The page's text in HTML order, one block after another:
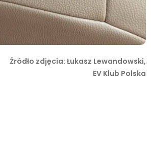
Źródło zdjęcia: Łukasz Lewandowski,
EV Klub Polska